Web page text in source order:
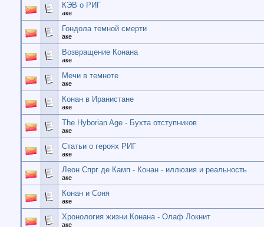
КЭВ о РИГ
аке
Гондола темной смерти
аке
Возвращение Конана
аке
Мечи в темноте
аке
Конан в Иранистане
аке
The Hyborian Age - Бухта отступников
аке
Статьи о героях РИГ
аке
Леон Спрг де Камп - Конан - иллюзия и реальность
аке
Конан и Соня
аке
Хронология жизни Конана - Олаф Локнит
аке